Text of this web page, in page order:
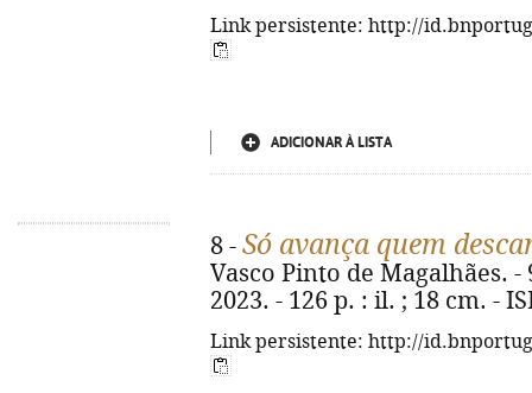
Link persistente: http://
ADICIONAR À LISTA
8 - Só avança quem
Vasco Pinto de Magalhães. -
2023. - 126 p. : il. ; 18 cm. -
Link persistente: http://